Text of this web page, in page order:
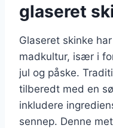
glaseret
Glaseret skinke
madkultur, især i
jul og påske.
tilberedt med en
inkludere
sennep. Denne